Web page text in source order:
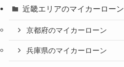
近畿エリアのマイカーローン
京都府のマイカーローン
兵庫県のマイカーローン